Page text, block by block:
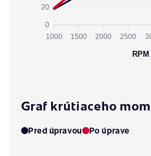
20
0
1000 1500 2000 2500
RPM
Graf krútiaceho
Pred úpravou Po úprave